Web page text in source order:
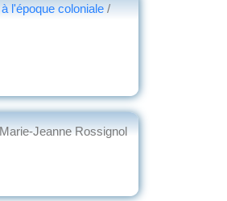
l'époque coloniale /
Jeanne Rossignol